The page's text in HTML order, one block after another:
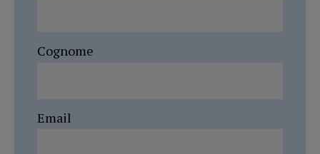
Cognome
Email